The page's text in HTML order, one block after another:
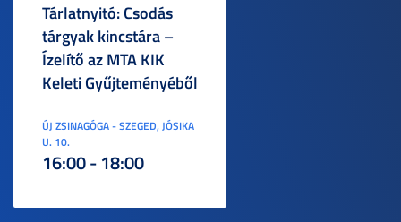
Tárlatnyitó: Csodás
tárgyak kincstára –
Ízelítő az MTA KIK
Keleti Gyűjteményéből
ÚJ ZSINAGÓGA - SZEGED, JÓSIKA
U. 10.
16:00 - 18:00